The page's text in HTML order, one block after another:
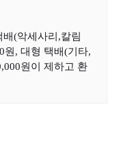
(악세사리,칼림
원, 대형 택배(기타,
원이 제하고 환